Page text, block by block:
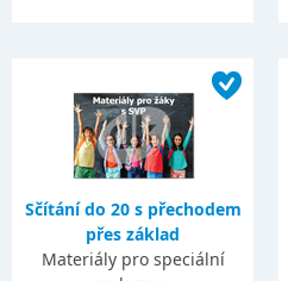
Sčítání do 20 s přechodem
přes základ
Materiály pro speciální